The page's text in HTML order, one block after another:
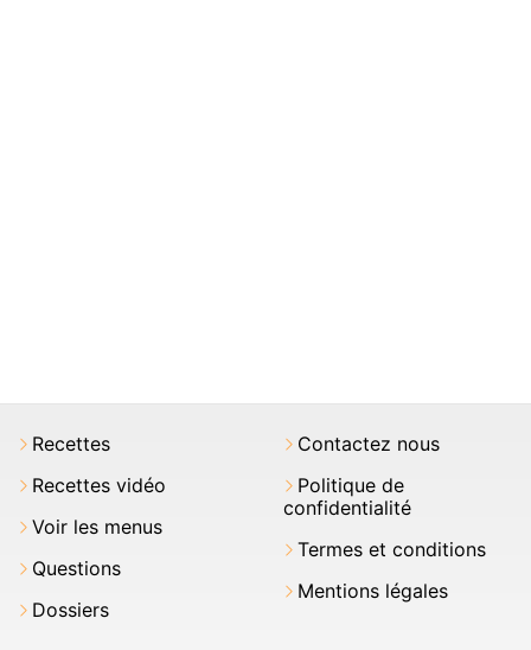
Recettes
Recettes vidéo
Voir les menus
Questions
Dossiers
Contactez nous
Politique de
confidentialité
Termes et conditions
Mentions légales